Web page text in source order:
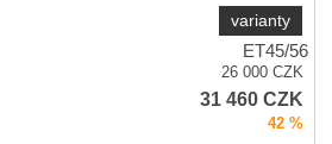
varianty
ET45/56
26 000CZK
31 460CZK
42 %